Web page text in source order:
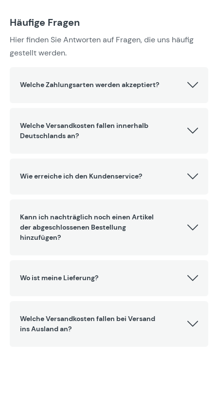
Häufige Fragen
Hier finden Sie Antworten auf Fragen, die uns häufig
gestellt werden.
Welche Zahlungsarten werden akzeptiert?
Welche Versandkosten fallen innerhalb
Deutschlands an?
Wie erreiche ich den Kundenservice?
Kann ich nachträglich noch einen Artikel
der abgeschlossenen Bestellung
hinzufügen?
Wo ist meine Lieferung?
Welche Versandkosten fallen bei Versand
ins Ausland an?